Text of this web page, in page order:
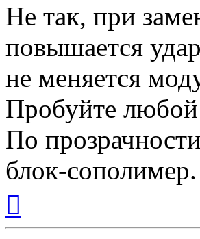
Не так, при
повышается
не меняется
Пробуйте
По
блок-сополимер.
началу